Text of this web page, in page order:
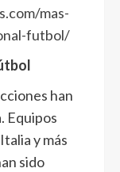
mas-
futbol/
han
Equipos
y más
sido